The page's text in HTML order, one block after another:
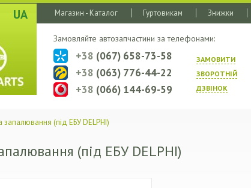
UA Магазин - Каталог Гуртовикам Знижки
Замовляйте автозапчастини за телефонами:
ЗАМОВИТИ
ЗВОРОТНIЙ
ДЗВIНОК
+38 (067) 658-73-58
+38 (063) 776-44-22
+38 (066) 144-69-59
запалювання (під ЕБУ DELPHI)
(під ЕБУ DELPHI)